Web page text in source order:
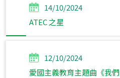
14/10/2024
ATEC 之星
12/10/2024
愛國主義教育主題曲《我們